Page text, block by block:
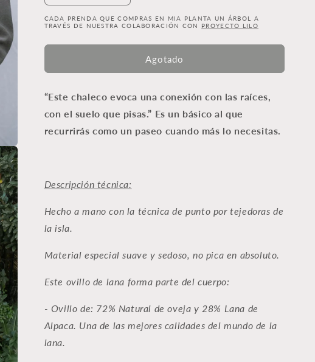
cantidad
para
NUBE
cuello)
cantidad
para
NUBE
cuello)
CADA PRENDA QUE COMPRAS EN MIA PLANTA UN ÁRBOL A
TRAVÉS DE NUESTRA COLABORACIÓN CON PROYECTO LILO
Agotado
“Este chaleco evoca una conexión con las raíces,
con el suelo que pisas.” Es un básico al que
recurrirás como un paseo cuando más lo necesitas.
Descripción técnica:
Hecho a mano con la técnica de punto por tejedoras de
la isla.
Material especial suave y sedoso, no pica en absoluto.
Este ovillo de lana forma parte del cuerpo:
- Ovillo de: 72% Natural de oveja y 28% Lana de
Alpaca. Una de las mejores calidades del mundo de la
lana.